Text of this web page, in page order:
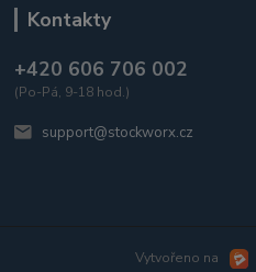
Kontakty
+420 606 706 002
(Po-Pá, 9-18 hod.)
support@stockworx.cz
Vytvořeno na